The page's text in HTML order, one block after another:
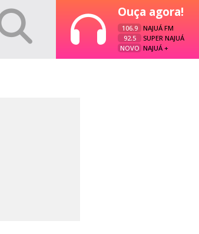
Ouça agora!
106.9
NAJUÁ FM
92.5
SUPER NAJUÁ
NOVO NAJUÁ +